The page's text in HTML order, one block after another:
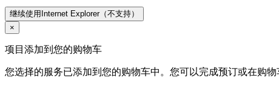
继续使用Internet Explorer（不支持）
×
项目添加到您的购物车
您选择的服务已添加到您的购物车中。您可以完成预订或在购物